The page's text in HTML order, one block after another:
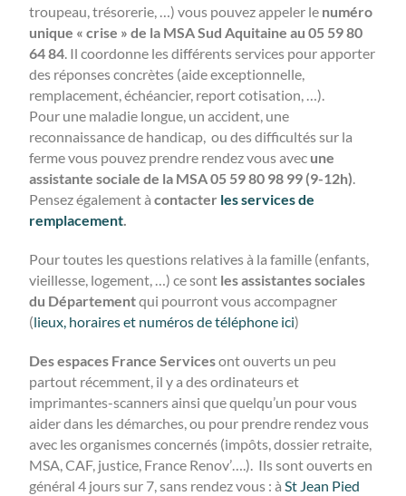
troupeau, trésorerie, …) vous pouvez appeler le numéro
unique « crise » de la MSA Sud Aquitaine au 05 59 80
64 84 . Il coordonne les différents services pour apporter
des réponses concrètes (aide exceptionnelle,
remplacement, échéancier, report cotisation, …).
Pour une maladie longue, un accident, une
reconnaissance de handicap, ou des difficultés sur la
ferme vous pouvez prendre rendez vous avec une
assistante sociale de la MSA 05 59 80 98 99 (9-12h)
Pensez également àcontacter les services de
remplacement
Pour toutes les questions relatives à la famille (enfants,
vieillesse, logement, …) ce sont les assistantes sociales
du Départementqui pourront vous accompagner
(lieux, horaires et numéros de téléphone ici)
Des espaces France Servicesont ouverts un peu
partout récemment, il y a des ordinateurs et
imprimantes-scanners ainsi que quelqu’un pour vous
aider dans les démarches, ou pour prendre rendez vous
avec les organismes concernés (impôts, dossier retraite,
MSA, CAF, justice, France Renov’….). Ils sont ouverts en
général 4 jours sur 7, sans rendez vous : à St Jean Pied